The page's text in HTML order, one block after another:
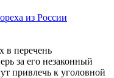
из России
в перечень
за его незаконный
привлечь к уголовной